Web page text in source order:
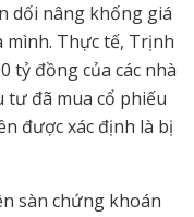
dối nâng khống giá
mình. Thực tế, Trịnh
tỷ đồng của các nhà
tư đã mua cổ phiếu
được xác định là bị
sàn chứng khoán